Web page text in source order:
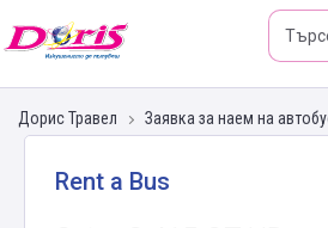
Doris - Изкушението
Дорис Травел Заявка за наем на
Rent a Bus